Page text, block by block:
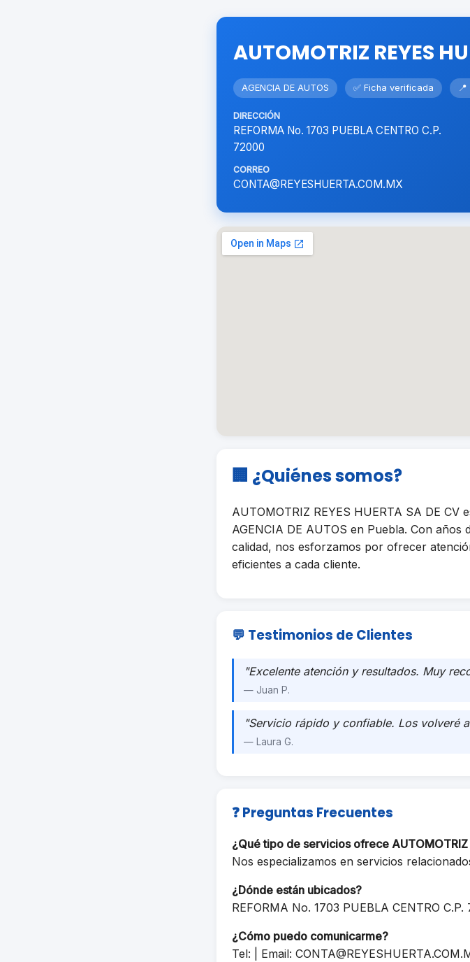
AUTOMOTRIZ REYES
AGENCIA DE AUTOS ✅ Ficha verificada
DIRECCIÓN
REFORMA No. 1703 PUEBLA CENTRO C.P.
72000
CORREO
CONTA@REYESHUERTA.COM.MX
🏢 ¿Quiénes somos?
AUTOMOTRIZ REYES HUERTA SA DE
AGENCIA DE AUTOS en Puebla. Con años
calidad, nos esforzamos por ofrecer
eficientes a cada cliente.
💬 Testimonios de Clientes
"Excelente atención y resultados. Muy
— Juan P.
"Servicio rápido y confiable. Los volveré
— Laura G.
❓ Preguntas Frecuentes
¿Qué tipo de servicios ofrece AUTOMOTRIZ
Nos especializamos en servicios
¿Dónde están ubicados?
REFORMA No. 1703 PUEBLA CENTRO C.P.
¿Cómo puedo comunicarme?
Tel: | Email: